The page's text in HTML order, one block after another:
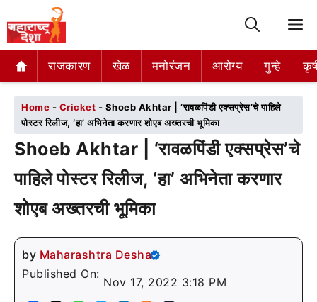
राजकारण खेळ मनोरंजन आरोग्य गुन्हे
राजकारण खेळ मनोरंजन आरोग्य गुन्हे
Home - Cricket - Shoeb Akhtar | ‘रावळपिंडी एक्सप्रेस’चे पाहिले
पोस्टर रिलीज, ‘हा’ अभिनेता करणार शोएब अख्तरची भूमिका
Shoeb Akhtar | ‘रावळपिंडी एक्सप्रेस’चे
पाहिले पोस्टर रिलीज, ‘हा’ अभिनेता करणार
शोएब अख्तरची भूमिका
by Maharashtra Desha
Published On:
Nov 17, 2022 3:18 PM